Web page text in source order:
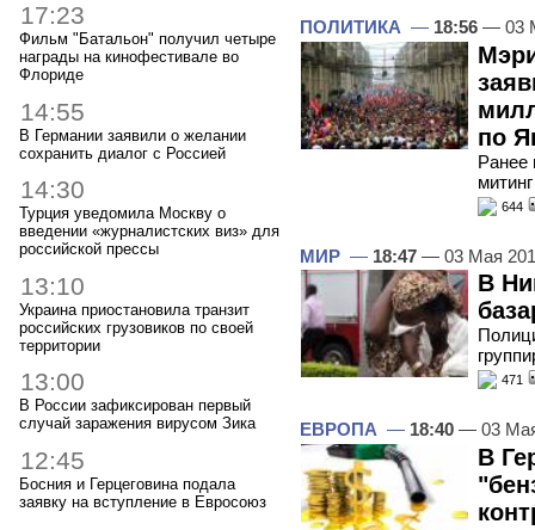
17:23
Фильм "Батальон" получил четыре
награды на кинофестивале во
Флориде
14:55
В Германии заявили о желании
сохранить диалог с Россией
14:30
Турция уведомила Москву о
введении «журналистских виз» для
российской прессы
13:10
Украина приостановила транзит
российских грузовиков по своей
территории
13:00
В России зафиксирован первый
случай заражения вирусом Зика
12:45
Босния и Герцеговина подала
заявку на вступление в Евросоюз
ПОЛИТИКА — 18:56 — 03
по
Ранее
644
МИР — 18:47 — 03 Мая
В
471
ЕВРОПА — 18:40 — 03
В